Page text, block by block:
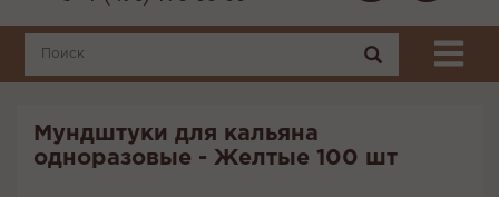
Мундштуки для кальяна
одноразовые - Желтые 100 шт